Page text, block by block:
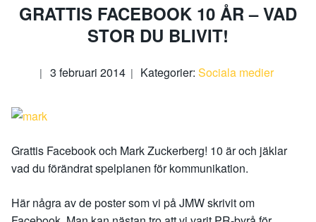
GRATTIS FACEBOOK 10 ÅR – VAD
STOR DU BLIVIT!
3 februari 2014 Kategorier:Sociala medier
Grattis Facebook och Mark Zuckerberg! 10 är och jäklar
vad du förändrat spelplanen för kommunikation.
Här några av de poster som vi på JMW skrivit om